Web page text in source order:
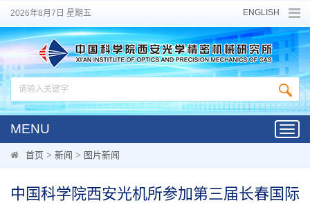
2026年8月7日 星期五 ENGLISH
MENU
首页 > 新闻 > 图片新闻
中国科学院西安光机所参加第三届长春国际